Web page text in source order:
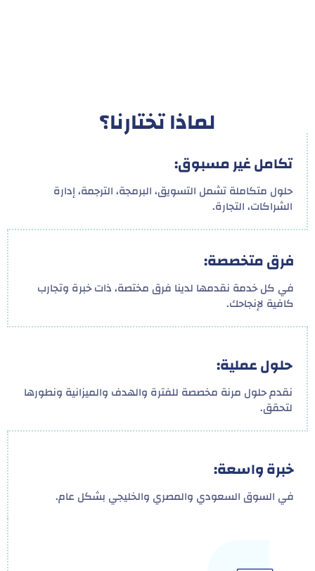
لماذا تختارنا؟
تكامل غير مسبوق:
حلول متكاملة تشمل التسويق، البرمجة، الترجمة، إدارة
الشراكات، التجارة.
فرق متخصصة:
في كل خدمة نقدمها لدينا فرق مختصة، ذات خبرة وتجارب
كافية لإنجاحك.
حلول عملية:
نقدم حلول مرنة مخصصة للفترة والهدف والميزانية ونطورها
لتحقق.
خبرة واسعة:
في السوق السعودي والمصري والخليجي بشكل عام.